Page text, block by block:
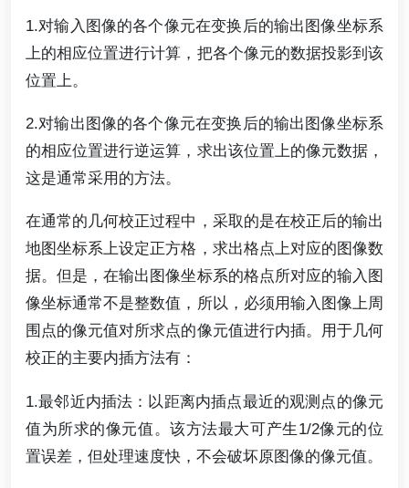
1.对输入图像的各个像元在变换后的输出图像坐标系
上的相应位置进行计算，把各个像元的数据投影到该
位置上。
2.对输出图像的各个像元在变换后的输出图像坐标系
的相应位置进行逆运算，求出该位置上的像元数据，
这是通常采用的方法。
在通常的几何校正过程中，采取的是在校正后的输出
地图坐标系上设定正方格，求出格点上对应的图像数
据。但是，在输出图像坐标系的格点所对应的输入图
像坐标通常不是整数值，所以，必须用输入图像上周
围点的像元值对所求点的像元值进行内插。用于几何
校正的主要内插方法有：
1.最邻近内插法：以距离内插点最近的观测点的像元
值为所求的像元值。该方法最大可产生1/2像元的位
置误差，但处理速度快，不会破坏原图像的像元值。